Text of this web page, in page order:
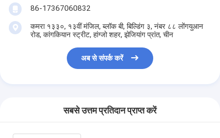
86-17367060832
कमरा १३३०, १३वीं मंजिल, ब्लॉक बी, बिल्डिंग ३, नंबर ८८ लोंगयुआन
रोड, कांगकियान स्ट्रीट, हांग्जो शहर, झेजियांग प्रांत, चीन
अब से संपर्क करें
सबसे उत्तम प्रतिदान प्राप्त करें